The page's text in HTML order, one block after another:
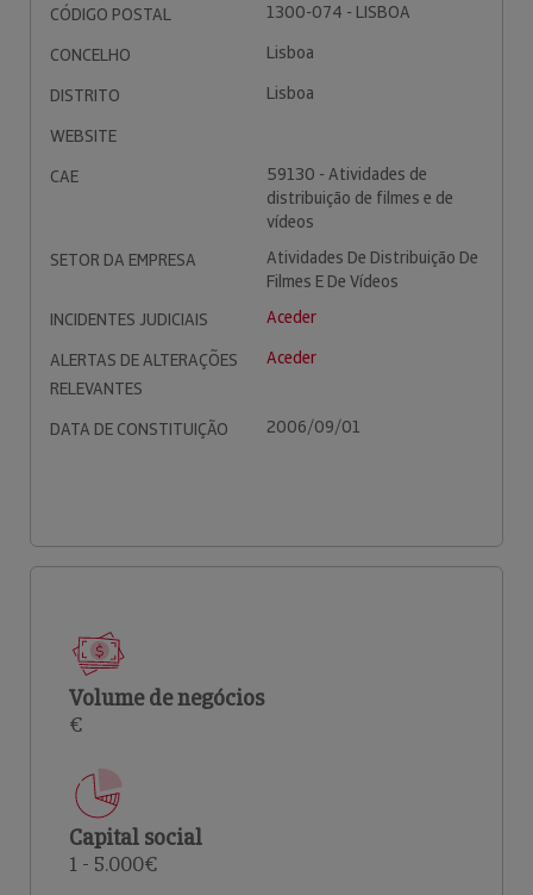
CÓDIGO POSTAL
1300-074 - LISBOA
CONCELHO
Lisboa
DISTRITO
Lisboa
WEBSITE
CAE
59130 - Atividades de
distribuição de filmes e de
vídeos
SETOR DA EMPRESA
Atividades De Distribuição De
Filmes E De Vídeos
INCIDENTES JUDICIAIS
Aceder
ALERTAS DE ALTERAÇÕES
RELEVANTES
Aceder
DATA DE CONSTITUIÇÃO 2006/09/01
Volume de negócios
€
Capital social
1 - 5.000€